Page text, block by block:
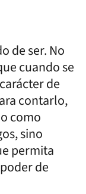
de ser. No
cuando se
de
contarlo,
como
sino
permita
de